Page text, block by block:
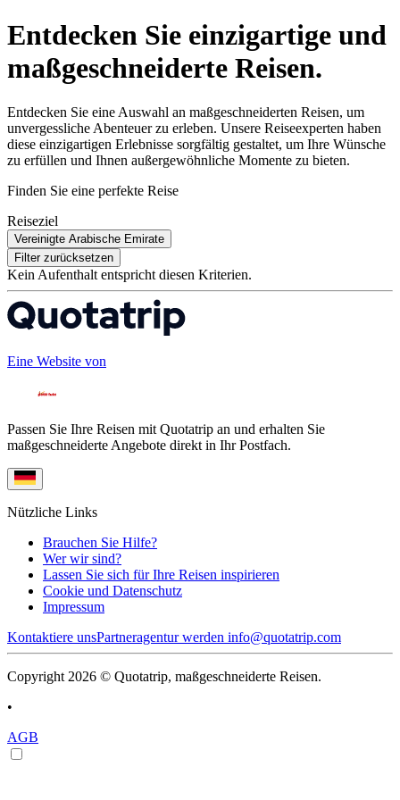
Entdecken Sie einzigartige und
maßgeschneiderte Reisen.
Entdecken Sie eine Auswahl an maßgeschneiderten Reisen, um
unvergessliche Abenteuer zu erleben. Unsere Reiseexperten haben
diese einzigartigen Erlebnisse sorgfältig gestaltet, um Ihre Wünsche
zu erfüllen und Ihnen außergewöhnliche Momente zu bieten.
Finden Sie eine perfekte Reise
Reiseziel
Vereinigte Arabische Emirate
Filter zurücksetzen
Kein Aufenthalt entspricht diesen Kriterien.
Eine Website von
Passen Sie Ihre Reisen mit Quotatrip an und erhalten Sie
maßgeschneiderte Angebote direkt in Ihr Postfach.
Nützliche Links
Brauchen Sie Hilfe?
Wer wir sind?
Lassen Sie sich für Ihre Reisen inspirieren
Cookie und Datenschutz
Impressum
Kontaktiere unsPartneragentur werden info@quotatrip.com
Copyright 2026 © Quotatrip, maßgeschneiderte Reisen.
•
AGB